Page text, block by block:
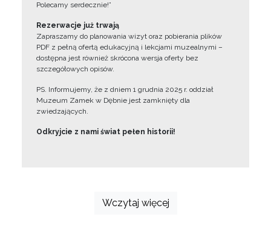
Polecamy serdecznie!”
Rezerwacje już trwają
Zapraszamy do planowania wizyt oraz pobierania plików
PDF z pełną ofertą edukacyjną i lekcjami muzealnymi –
dostępna jest również skrócona wersja oferty bez
szczegółowych opisów.
PS. Informujemy, że z dniem 1 grudnia 2025 r. oddział
Muzeum Zamek w Dębnie jest zamknięty dla
zwiedzających.
Odkryjcie z nami świat pełen historii!
Wczytaj więcej